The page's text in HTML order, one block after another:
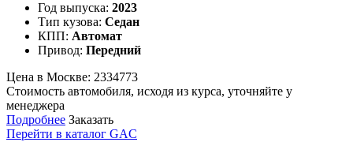
Год выпуска: 2023
Тип кузова: Седан
КПП: Автомат
Привод: Передний
Цена в Москве: 2334773
Стоимость автомобиля, исходя из курса, уточняйте у
менеджера
Подробнее Заказать
Перейти в каталог GAC